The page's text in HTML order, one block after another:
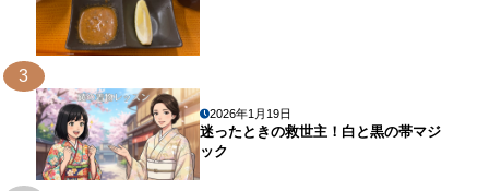
3
2026年1月19日
迷ったときの救世主！白と黒の帯マジ
ック